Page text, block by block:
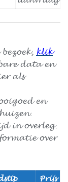
klik
data en
als
en
in overleg.
over
Prijs